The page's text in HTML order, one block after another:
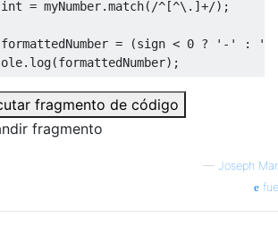
int = myNumber.match( /^[^\.]+/);
formattedNumber = (sign < 0 ? '-' : ''
. log(formattedNumber);
fragmento de código
fragmento
— Joseph